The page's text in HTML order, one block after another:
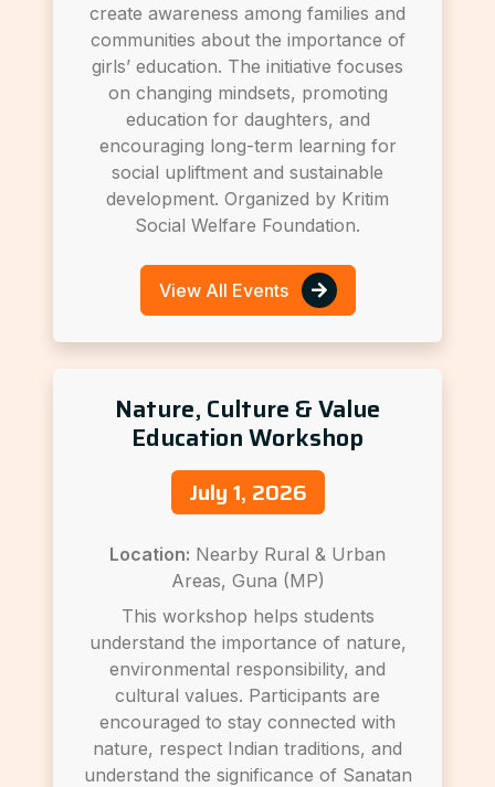
create awareness among families and
communities about the importance of
girls’ education. The initiative focuses
on changing mindsets, promoting
education for daughters, and
encouraging long-term learning for
social upliftment and sustainable
development. Organized by Kritim
Social Welfare Foundation.
View All Events
Nature, Culture & Value
Education Workshop
July 1, 2026
Location: Nearby Rural & Urban
Areas, Guna (MP)
This workshop helps students
understand the importance of nature,
environmental responsibility, and
cultural values. Participants are
encouraged to stay connected with
nature, respect Indian traditions, and
understand the significance of Sanatan